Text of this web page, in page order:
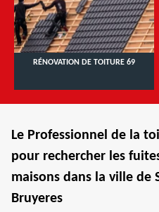
RÉNOVATION DE TOITURE 69
Le Professionnel de la
pour rechercher les
maisons dans la ville de
Bruyeres